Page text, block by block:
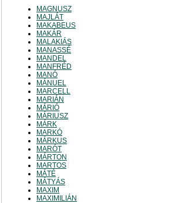
MAGNUSZ
MAJLÁT
MAKABEUS
MAKÁR
MALAKIÁS
MANASSÉ
MANDEL
MANFRÉD
MANÓ
MÁNUEL
MARCELL
MARIÁN
MÁRIÓ
MÁRIUSZ
MÁRK
MARKÓ
MÁRKUS
MARÓT
MÁRTON
MARTOS
MÁTÉ
MÁTYÁS
MAXIM
MAXIMILIÁN